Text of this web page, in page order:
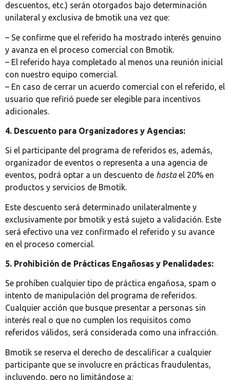
descuentos, etc.) serán otorgados bajo determinación
unilateral y exclusiva de bmotik una vez que:
– Se confirme que el referido ha mostrado interés genuino
y avanza en el proceso comercial con Bmotik.
– El referido haya completado al menos una reunión inicial
con nuestro equipo comercial.
– En caso de cerrar un acuerdo comercial con el referido, el
usuario que refirió puede ser elegible para incentivos
adicionales.
4. Descuento para Organizadores y Agencias:
Si el participante del programa de referidos es, además,
organizador de eventos o representa a una agencia de
eventos, podrá optar a un descuento de hastael 20% en
productos y servicios de Bmotik.
Este descuento será determinado unilateralmente y
exclusivamente por bmotik y está sujeto a validación. Este
será efectivo una vez confirmado el referido y su avance
en el proceso comercial.
5. Prohibición de Prácticas Engañosas y Penalidades:
Se prohíben cualquier tipo de práctica engañosa, spam o
intento de manipulación del programa de referidos.
Cualquier acción que busque presentar a personas sin
interés real o que no cumplen los requisitos como
referidos válidos, será considerada como una infracción.
Bmotik se reserva el derecho de descalificar a cualquier
participante que se involucre en prácticas fraudulentas,
incluyendo, pero no limitándose a: